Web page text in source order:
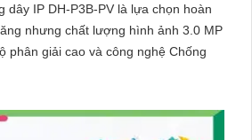
dây IP DH-P3B-PV là lựa chọn hoàn
nhưng chất lượng hình ảnh 3.0 MP